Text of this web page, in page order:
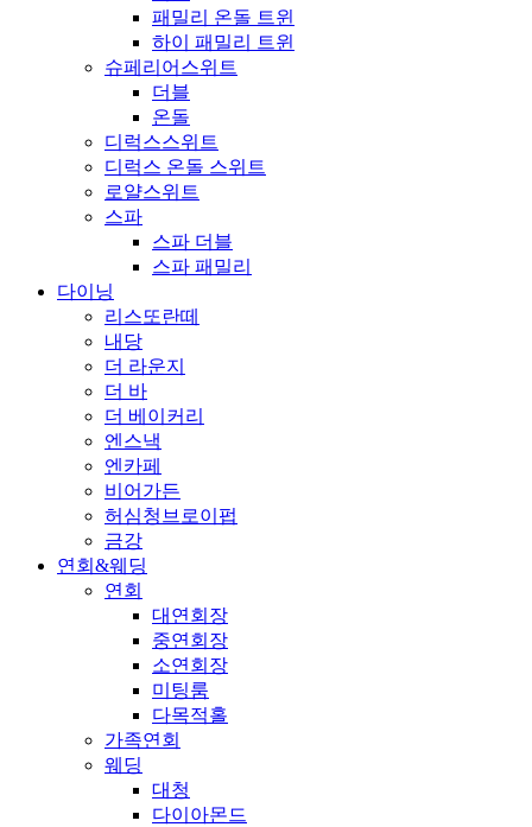
패밀리 온돌 트윈
하이 패밀리 트윈
슈페리어스위트
더블
온돌
디럭스스위트
디럭스 온돌 스위트
로얄스위트
스파
스파 더블
스파 패밀리
다이닝
리스또란떼
내당
더 라운지
더 바
더 베이커리
엔스낵
엔카페
비어가든
허심청브로이펍
금강
연회&웨딩
연회
대연회장
중연회장
소연회장
미팅룸
다목적홀
가족연회
웨딩
대청
다이아몬드